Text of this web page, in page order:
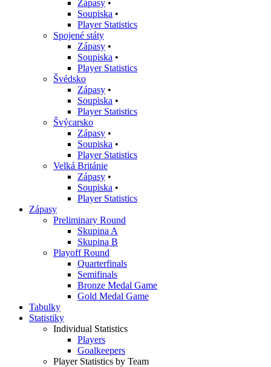
Zápasy •
Soupiska •
Player Statistics
Spojené státy
Zápasy •
Soupiska •
Player Statistics
Švédsko
Zápasy •
Soupiska •
Player Statistics
Švýcarsko
Zápasy •
Soupiska •
Player Statistics
Velká Británie
Zápasy •
Soupiska •
Player Statistics
Zápasy
Preliminary Round
Skupina A
Skupina B
Playoff Round
Quarterfinals
Semifinals
Bronze Medal Game
Gold Medal Game
Tabulky
Statistiky
Individual Statistics
Players
Goalkeepers
Player Statistics by Team